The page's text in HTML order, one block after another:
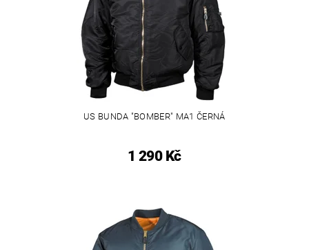
US BUNDA "BOMBER" MA1 ČERNÁ
1 290 Kč